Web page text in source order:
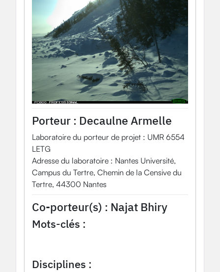
Porteur : Decaulne Armelle
Laboratoire du porteur de projet : UMR 6554
LETG
Adresse du laboratoire : Nantes Université,
Campus du Tertre, Chemin de la Censive du
Tertre, 44300 Nantes
Co-porteur(s) : Najat Bhiry
Mots-clés :
Disciplines :